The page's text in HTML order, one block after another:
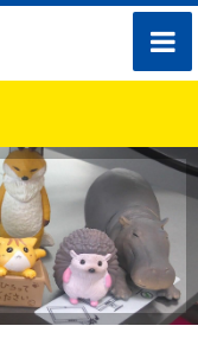
toggle